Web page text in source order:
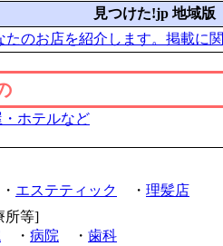
見つけた!jp 地域版
たのお店を紹介します。掲載に
・ホテルなど
エステティック ・ 理髪店
所等]
・ 病院 ・ 歯科